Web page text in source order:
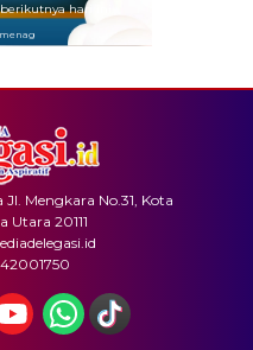
hari ini.
Mengkara No.31, Kota
Utara 20111